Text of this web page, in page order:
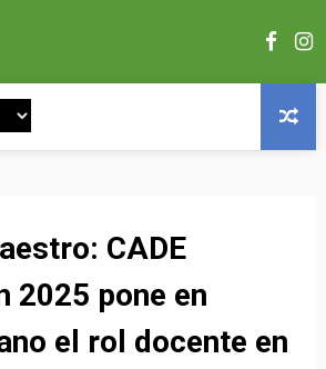
CADE
2025 pone en
el rol docente en